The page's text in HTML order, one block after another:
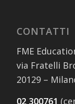
CONTATTI
FME
via Fratelli
20129 –
02 300761